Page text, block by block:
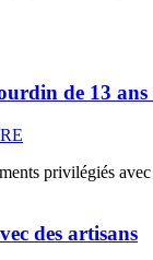
de 13 ans
des artisans